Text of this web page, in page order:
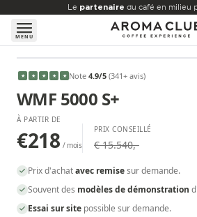
Aller au contenu principal
Le partenaire du café en milieu
MENU
À PARTIR DE
€218
★ ★ ★ ★ ★ Note 4.9/5 (341+ avis)
WMF 5000 S+
À PARTIR DE
€218 / mois
PRIX CONSEILLÉ
€ 15.540,-
Prix d'achatavec remisesur demande.
Souvent des modèles de démonstration
Essai sur site possible sur demande.